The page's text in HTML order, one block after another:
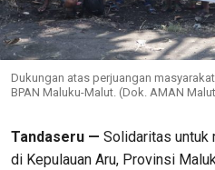
Dukungan atas perjuangan
BPAN Maluku-Malut. (Dok. AMAN
Tandaseru — Solidaritas untuk
di Kepulauan Aru, Provinsi